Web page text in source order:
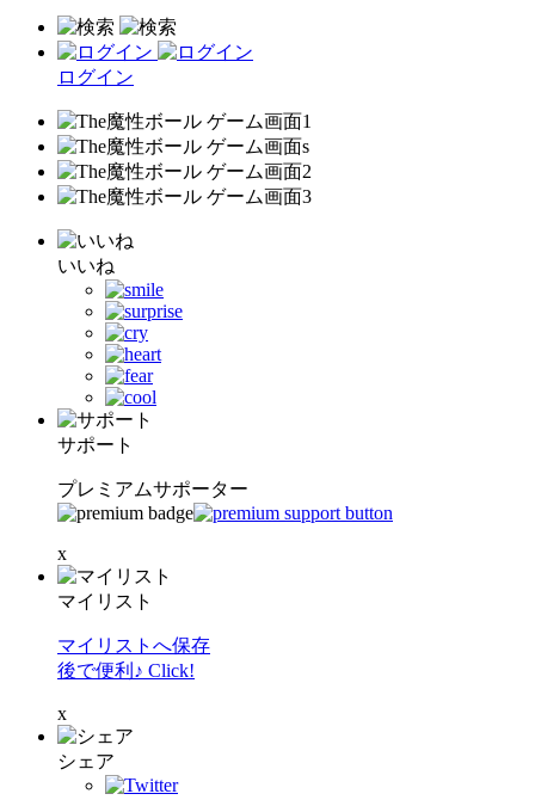
ログイン
いいね
サポート
プレミアムサポーター
x
マイリスト
マイリストへ保存
後で便利♪ Click!
x
シェア